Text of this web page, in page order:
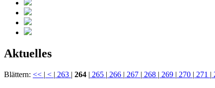
Aktuelles
Blättern: << | < | 263 | 264 | 265 | 266 | 267 | 268 | 269 | 270 | 271 |